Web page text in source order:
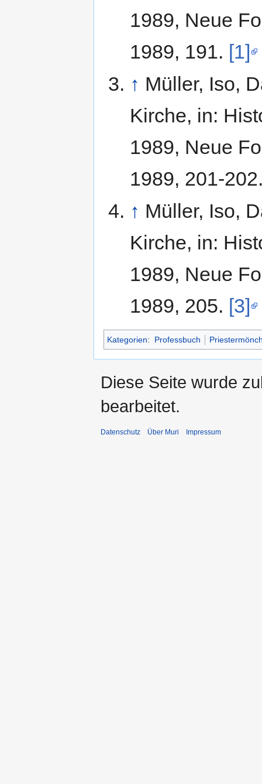
1989, Neue
1989, 191. [1]
↑ Müller, Iso,
Kirche, in:
1989, Neue
1989, 201-
↑ Müller, Iso,
Kirche, in:
1989, Neue
1989, 205. [3]
Kategorien: Professbuch
Diese Seite wurde
bearbeitet.
Datenschutz Über Muri Impressum